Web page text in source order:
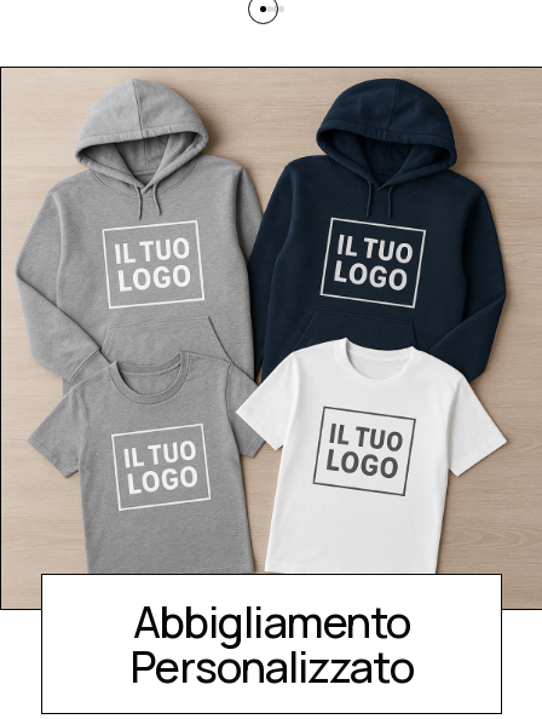
Abbigliamento
Personalizzato